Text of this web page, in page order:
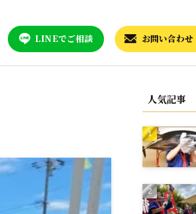
LINEでご相談 お問い合わせ
人気記事